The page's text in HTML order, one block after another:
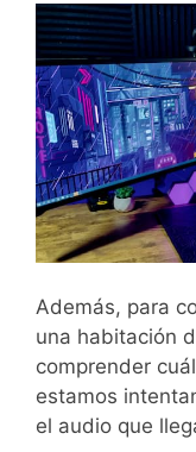
Además, para
una habitación
comprender
estamos
el audio que